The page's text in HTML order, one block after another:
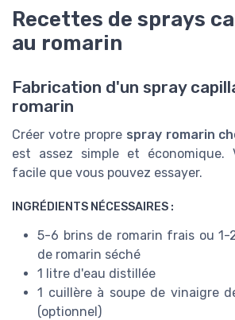
Recettes de sprays
au romarin
Fabrication d'un spray
romarin
Créer votre propre spray romarin
est assez simple et économique.
facile que vous pouvez essayer.
INGRÉDIENTS NÉCESSAIRES :
5-6 brins de romarin frais ou 1-
de romarin séché
1 litre d'eau distillée
1 cuillère à soupe de vinaigre
(optionnel)